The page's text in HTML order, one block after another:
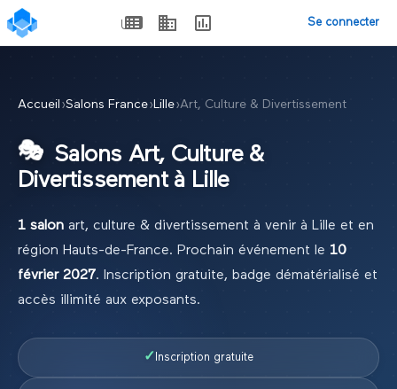
Se connecter
Accueil ›Salons France›Lille›Art, Culture & Divertissement
🎭 Salons Art, Culture &
Divertissementà Lille
1 salon art, culture & divertissement à venir à Lille et en
région Hauts-de-France. Prochain événement le 10
février 2027. Inscription gratuite, badge dématérialisé et
accès illimité aux exposants.
✓ Inscription gratuite